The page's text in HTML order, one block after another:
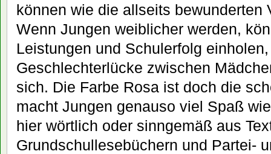
können wie die allseits bewunderten
Wenn Jungen weiblicher werden,
Leistungen und Schulerfolg
Geschlechterlücke zwischen
sich. Die Farbe Rosa ist doch die
macht Jungen genauso viel Spaß
hier wörtlich oder sinngemäß aus
Grundschullesebüchern und Partei-